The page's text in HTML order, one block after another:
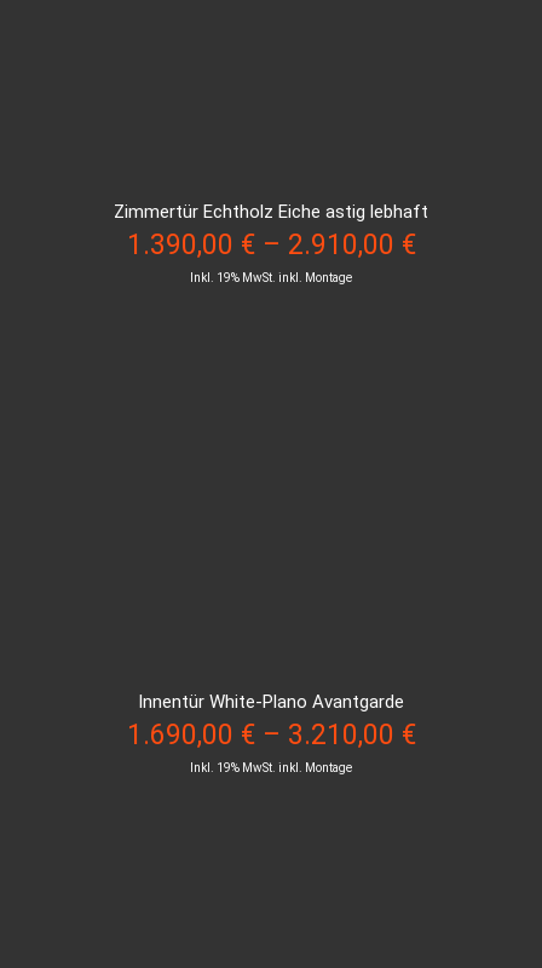
Zimmertür Echtholz Eiche astig lebhaft
1.390,00 €– 2.910,00 €
Inkl. 19% MwSt. inkl. Montage
Innentür White-Plano Avantgarde
1.690,00 €– 3.210,00 €
Inkl. 19% MwSt. inkl. Montage